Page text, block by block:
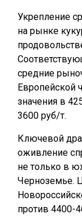
Укрепление
на рынке
средние
Европейской
значения в
3600 руб/т.
Ключевой
оживление
не только в
Черноземье.
против 4400-